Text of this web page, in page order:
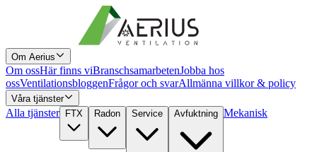
Om Aerius
Om ossHär finns viBranschsamarbetenJobba hos
ossVentilationsbloggenFrågor och svarAllmänna villkor & policy
Våra tjänster
Alla tjänster FTX Radon Service Avfuktning Mekanisk